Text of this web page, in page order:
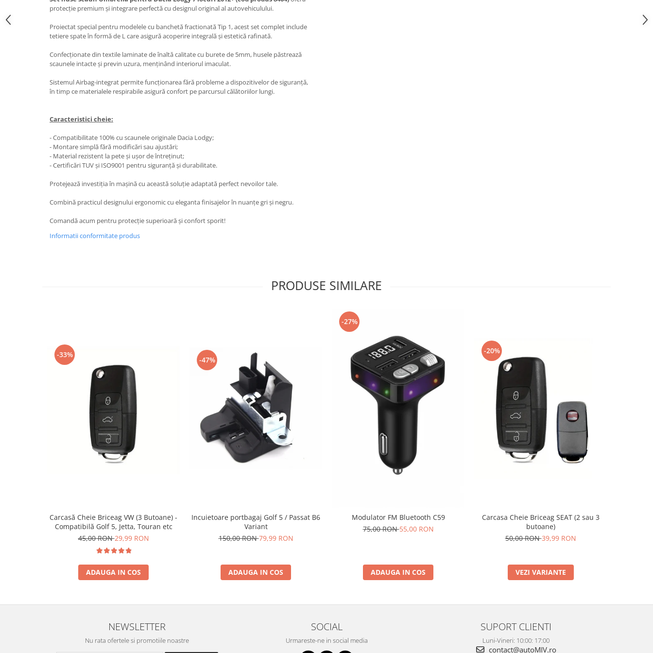
Pompa Spalator Parbriz
Accesorii Camioane
Lampi si Proiectoare Camion
Marcaje si Echipamente de
Accesorii Cabina Camion
Echipamente Electrice si
Echipamente ADR si Utilitare
Uleiuri si Lichide Auto
Aditivi Combustibil
Aditivi DPF, Sistem Racire si
Spray Curatare Frane
Produse Intretinere si Detailing
Produse de Vara
protecție premium și integrare perfectă cu designul original al autovehiculului.
Proiectat special pentru modelele cu banchetă fractionată Tip 1, acest set complet include
tetiere spate în formă de L care asigură acoperire integrală și estetică rafinată.
Confecționate din textile laminate de înaltă calitate cu burete de 5mm, husele păstrează
scaunele intacte și previn uzura, menținând interiorul imaculat.
Sistemul Airbag-integrat permite funcționarea fără probleme a dispozitivelor de siguranță,
în timp ce materialele respirabile asigură confort pe parcursul călătoriilor lungi.
Caracteristici cheie:
- Compatibilitate 100% cu scaunele originale Dacia Lodgy;
- Montare simplă fără modificări sau ajustări;
- Material rezistent la pete și ușor de întreținut;
- Certificări TUV și ISO9001 pentru siguranță și durabilitate.
Protejează investiția în mașină cu această soluție adaptată perfect nevoilor tale.
Combină practicul designului ergonomic cu eleganta finisajelor în nuanțe gri și negru.
Comandă acum pentru protecție superioară și confort sporit!
Informatii conformitate produs
PRODUSE SIMILARE
-33%
Carcasă Cheie Briceag VW (3 Butoane) -
Compatibilă Golf 5, Jetta, Touran etc
45,00 RON29,99 RON
ADAUGA IN COS
-47%
Incuietoare portbagaj Golf 5 / Passat B6
Variant
150,00 RON79,99 RON
ADAUGA IN COS
-27%
Modulator FM Bluetooth C59
75,00 RON55,00 RON
ADAUGA IN COS
-20%
Carcasa Cheie Briceag SEAT (2 sau 3
butoane)
50,00 RON39,99 RON
VEZI VARIANTE
NEWSLETTER
Nu rata ofertele si promotiile noastre
SOCIAL
Urmareste-ne in social media
SUPORT CLIENTI
Luni-Vineri: 10:00: 17:00
contact@autoMIV.ro